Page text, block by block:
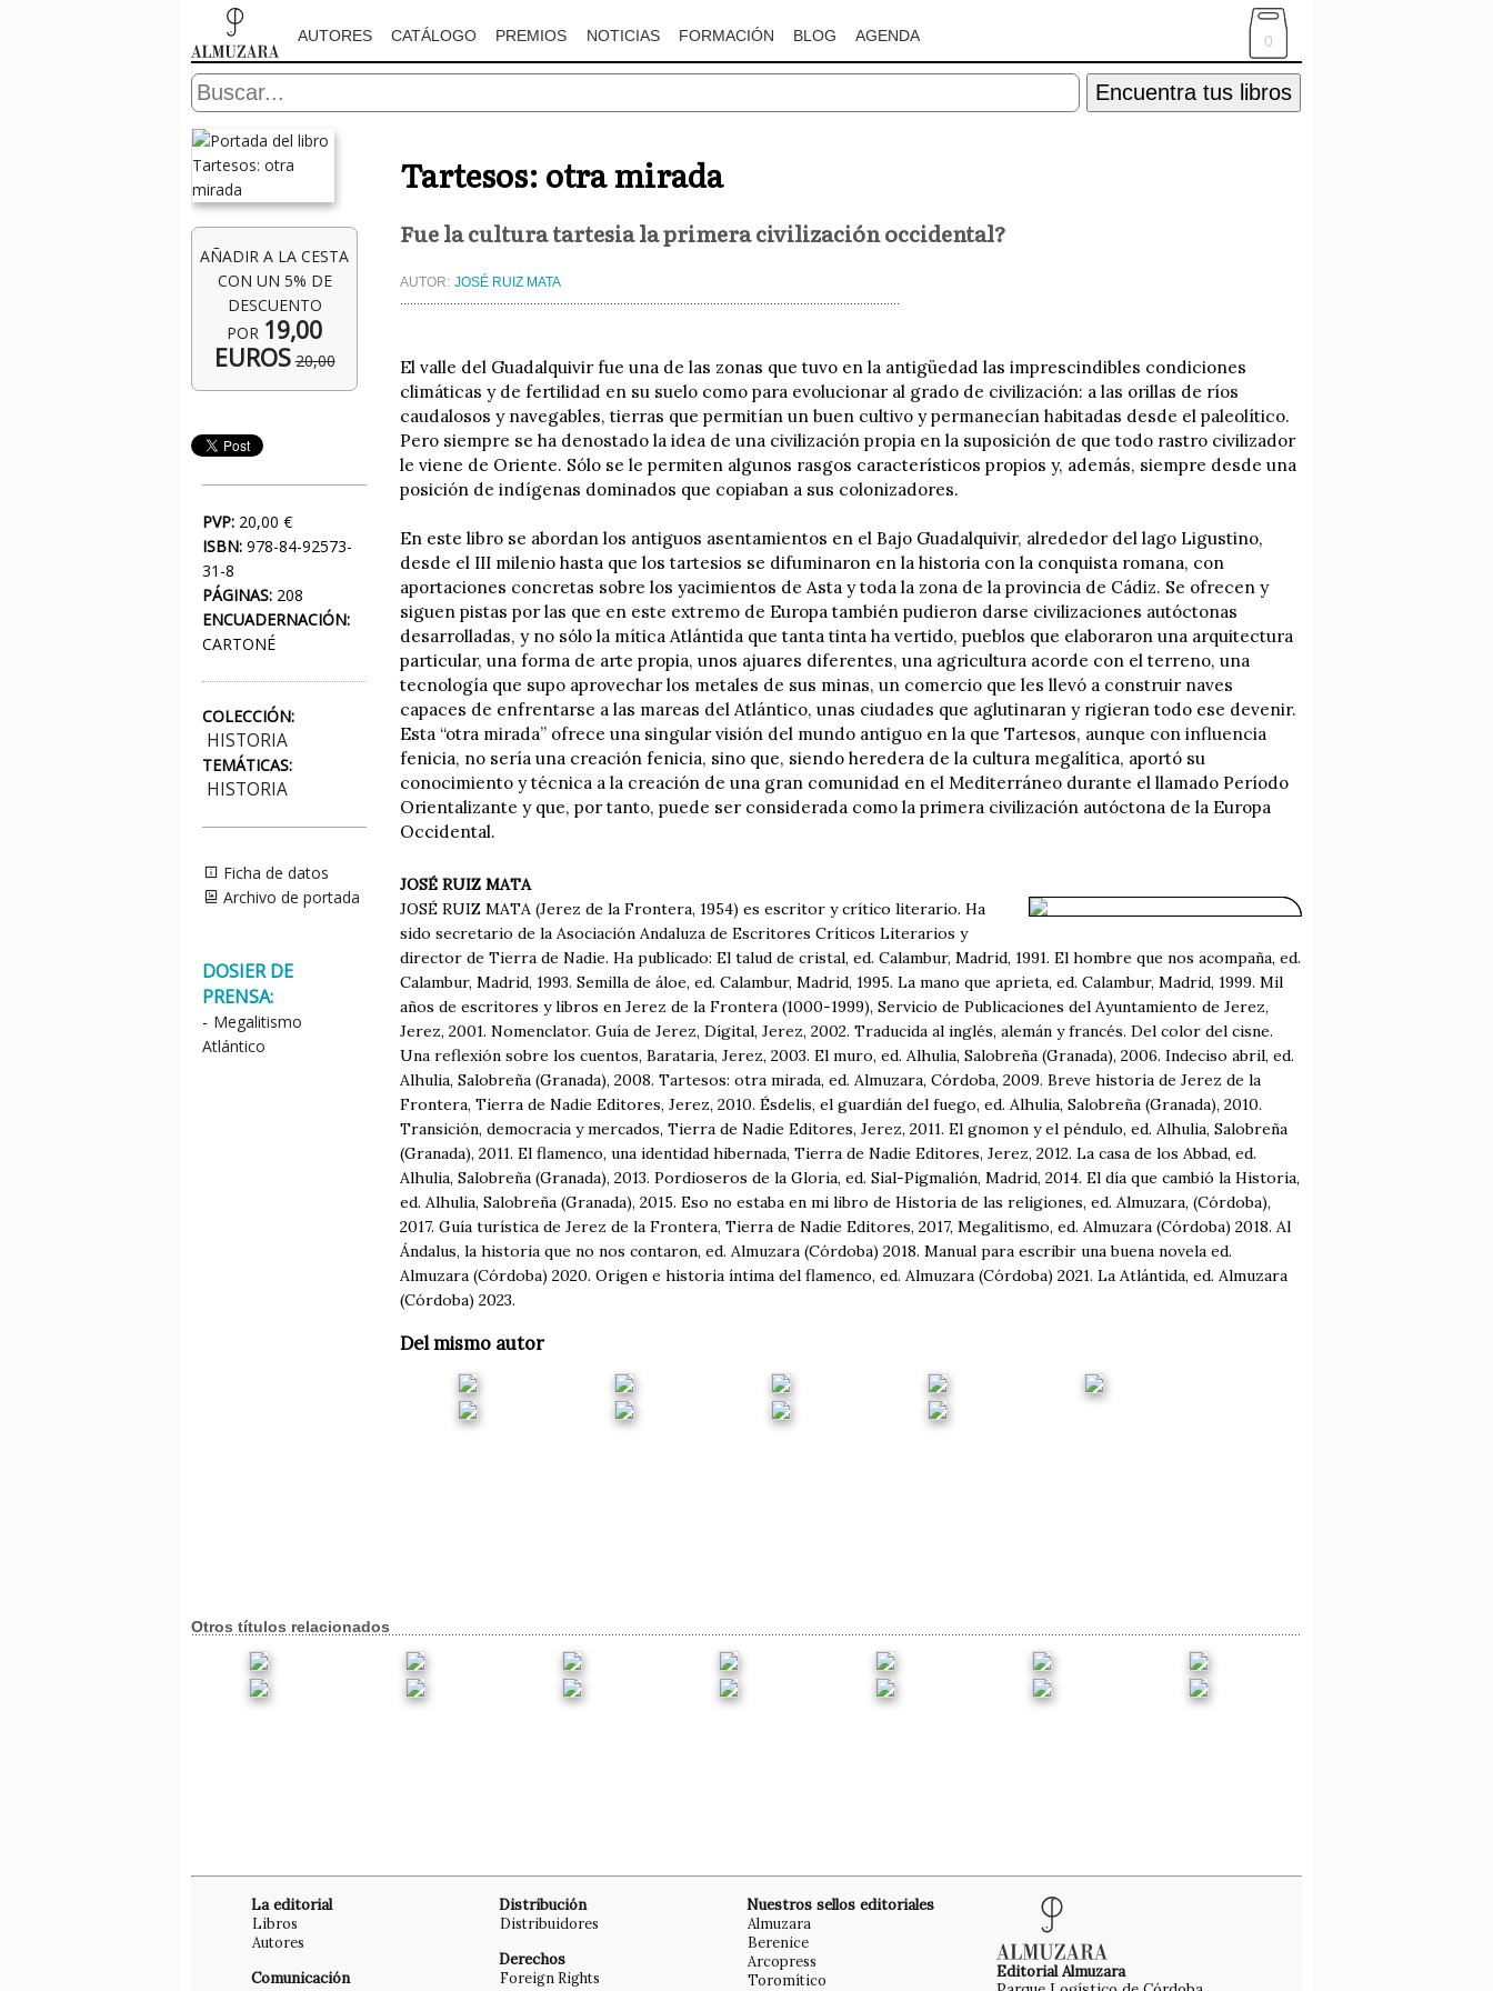
AUTORES CATÁLOGO PREMIOS NOTICIAS FORMACIÓN BLOG AGENDA 0
Encuentra tus libros
AÑADIR A LA CESTA
CON UN 5% DE
DESCUENTO
POR 19,00
EUROS 20,00
PVP: 20,00 €
ISBN: 978-84-92573-
31-8
PÁGINAS: 208
ENCUADERNACIÓN:
CARTONÉ
COLECCIÓN:
HISTORIA
TEMÁTICAS:
HISTORIA
Ficha de datos
Archivo de portada
DOSIER DE
PRENSA:
- Megalitismo
Atlántico
Tartesos: otra mirada
Fue la cultura tartesia la primera civilización occidental?
AUTOR: JOSÉ RUIZ MATA
El valle del Guadalquivir fue una de las zonas que tuvo en la antigüedad las imprescindibles condiciones
climáticas y de fertilidad en su suelo como para evolucionar al grado de civilización: a las orillas de ríos
caudalosos y navegables, tierras que permitían un buen cultivo y permanecían habitadas desde el paleolítico.
Pero siempre se ha denostado la idea de una civilización propia en la suposición de que todo rastro civilizador
le viene de Oriente. Sólo se le permiten algunos rasgos característicos propios y, además, siempre desde una
posición de indígenas dominados que copiaban a sus colonizadores.
En este libro se abordan los antiguos asentamientos en el Bajo Guadalquivir, alrededor del lago Ligustino,
desde el III milenio hasta que los tartesios se difuminaron en la historia con la conquista romana, con
aportaciones concretas sobre los yacimientos de Asta y toda la zona de la provincia de Cádiz. Se ofrecen y
siguen pistas por las que en este extremo de Europa también pudieron darse civilizaciones autóctonas
desarrolladas, y no sólo la mítica Atlántida que tanta tinta ha vertido, pueblos que elaboraron una arquitectura
particular, una forma de arte propia, unos ajuares diferentes, una agricultura acorde con el terreno, una
tecnología que supo aprovechar los metales de sus minas, un comercio que les llevó a construir naves
capaces de enfrentarse a las mareas del Atlántico, unas ciudades que aglutinaran y rigieran todo ese devenir.
Esta “otra mirada” ofrece una singular visión del mundo antiguo en la que Tartesos, aunque con influencia
fenicia, no sería una creación fenicia, sino que, siendo heredera de la cultura megalítica, aportó su
conocimiento y técnica a la creación de una gran comunidad en el Mediterráneo durante el llamado Período
Orientalizante y que, por tanto, puede ser considerada como la primera civilización autóctona de la Europa
Occidental.
JOSÉ RUIZ MATA
JOSÉ RUIZ MATA (Jerez de la Frontera, 1954) es escritor y crítico literario. Ha
sido secretario de la Asociación Andaluza de Escritores Críticos Literarios y
director de Tierra de Nadie. Ha publicado: El talud de cristal, ed. Calambur, Madrid, 1991. El hombre que nos acompaña, ed.
Calambur, Madrid, 1993. Semilla de áloe, ed. Calambur, Madrid, 1995. La mano que aprieta, ed. Calambur, Madrid, 1999. Mil
años de escritores y libros en Jerez de la Frontera (1000-1999), Servicio de Publicaciones del Ayuntamiento de Jerez,
Jerez, 2001. Nomenclator. Guía de Jerez, Dígital, Jerez, 2002. Traducida al inglés, alemán y francés. Del color del cisne.
Una reflexión sobre los cuentos, Barataria, Jerez, 2003. El muro, ed. Alhulia, Salobreña (Granada), 2006. Indeciso abril, ed.
Alhulia, Salobreña (Granada), 2008. Tartesos: otra mirada, ed. Almuzara, Córdoba, 2009. Breve historia de Jerez de la
Frontera, Tierra de Nadie Editores, Jerez, 2010. Ésdelis, el guardián del fuego, ed. Alhulia, Salobreña (Granada), 2010.
Transición, democracia y mercados, Tierra de Nadie Editores, Jerez, 2011. El gnomon y el péndulo, ed. Alhulia, Salobreña
(Granada), 2011. El flamenco, una identidad hibernada, Tierra de Nadie Editores, Jerez, 2012. La casa de los Abbad, ed.
Alhulia, Salobreña (Granada), 2013. Pordioseros de la Gloria, ed. Sial-Pigmalión, Madrid, 2014. El día que cambió la Historia,
ed. Alhulia, Salobreña (Granada), 2015. Eso no estaba en mi libro de Historia de las religiones, ed. Almuzara, (Córdoba),
2017. Guía turística de Jerez de la Frontera, Tierra de Nadie Editores, 2017, Megalitismo, ed. Almuzara (Córdoba) 2018. Al
Ándalus, la historia que no nos contaron, ed. Almuzara (Córdoba) 2018. Manual para escribir una buena novela ed.
Almuzara (Córdoba) 2020. Origen e historia íntima del flamenco, ed. Almuzara (Córdoba) 2021. La Atlántida, ed. Almuzara
(Córdoba) 2023.
Del mismo autor
Otros títulos relacionados
La editorial
Libros
Autores
Comunicación
Distribución
Distribuidores
Derechos
Foreign Rights
Nuestros sellos editoriales
Almuzara
Berenice
Arcopress
Toromítico
Editorial Almuzara